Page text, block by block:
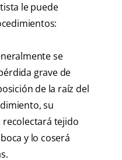
le puede
se
grave de
de la raíz del
su
tejido
y lo coserá